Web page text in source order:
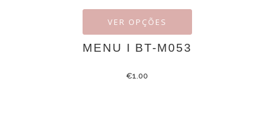
VER OPÇÕES
MENU I BT-M053
€1.00